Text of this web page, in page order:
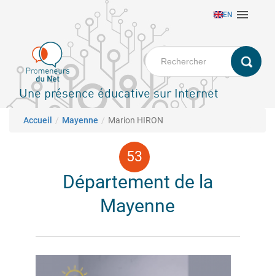
principal
EN 
Une présence éducative sur Internet
Fil d'Ariane
Accueil Mayenne Marion HIRON
Département de la
Mayenne